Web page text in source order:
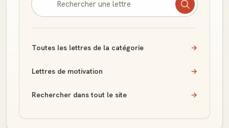
Toutes les lettres de la catégorie →
Lettres de motivation →
Rechercher dans tout le site →